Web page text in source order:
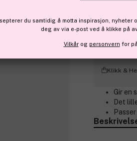
Klikk &
Gir en
Det
du samtidig å motta inspirasjon, nyheter
deg av via e-post ved å klikke på
Vilkårog personvern for